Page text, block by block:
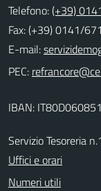
Telefono:(+39)
Fax: (+39) 0141/
E-mail:
PEC:
IBAN:
Servizio Tesoreria
Uffici e orari
Numeri utili